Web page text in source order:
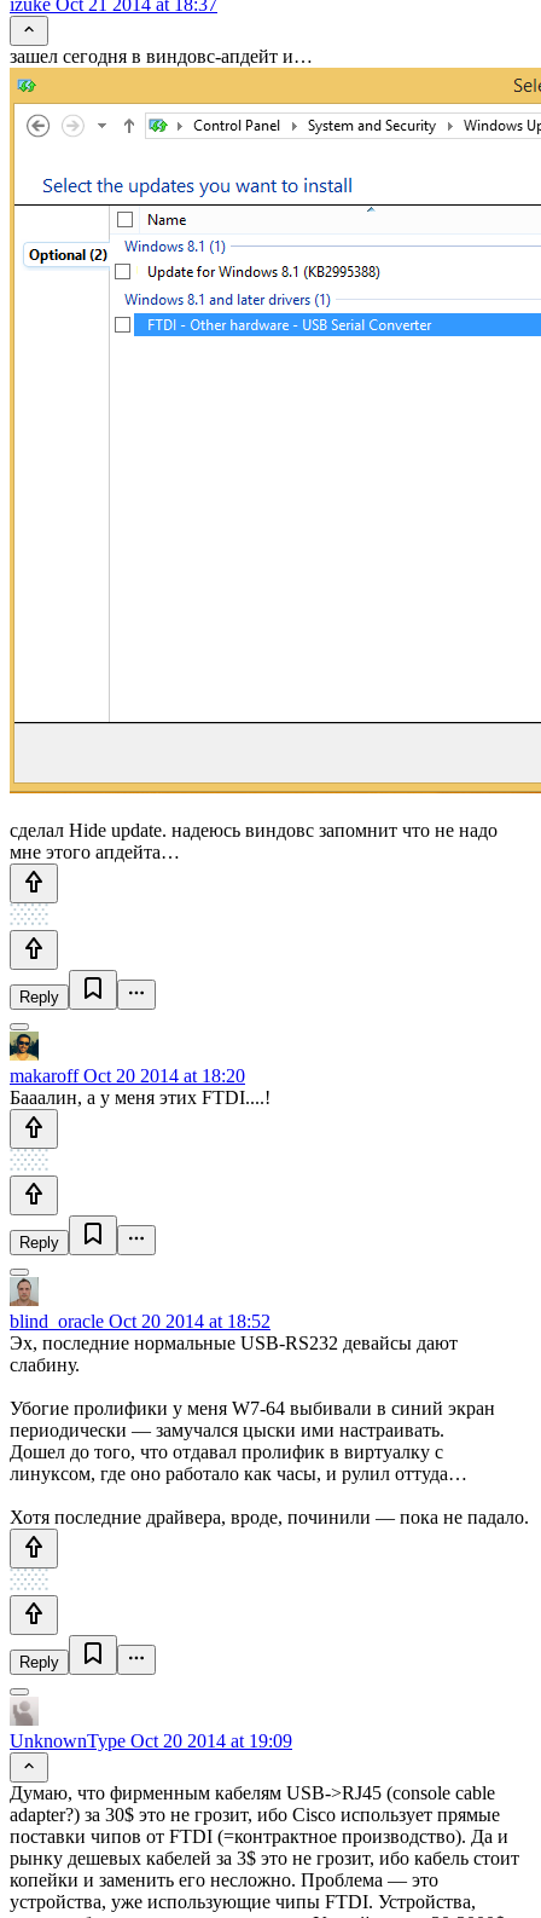
зашел сегодня в виндовс-апдейт и…
сделал Hide update. надеюсь виндовс запомнит что не надо
мне этого апдейта…
Reply
makaroffOct 20 2014 at 18:20
Бааалин, а у меня этих FTDI....!
Reply
blind_oracle Oct 20 2014 at 18:52
Эх, последние нормальные USB-RS232 девайсы дают
слабину.
Убогие пролифики у меня W7-64 выбивали в синий экран
периодически — замучался цыски ими настраивать.
Дошел до того, что отдавал пролифик в виртуалку с
линуксом, где оно работало как часы, и рулил оттуда…
Хотя последние драйвера, вроде, починили — пока не падало.
Reply
UnknownType Oct 20 2014 at 19:09
Думаю, что фирменным кабелям USB->RJ45 (console cable
adapter?) за 30$ это не грозит, ибо Cisco использует прямые
поставки чипов от FTDI (=контрактное производство). Да и
рынку дешевых кабелей за 3$ это не грозит, ибо кабель стоит
копейки и заменить его несложно. Проблема — это
устройства, уже использующие чипы FTDI. Устройства,